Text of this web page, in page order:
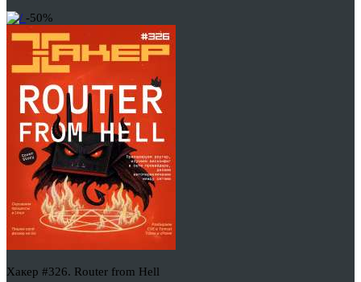
-50%
Хакер #326. Router from Hell